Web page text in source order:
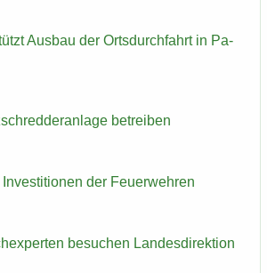
Aus­bau der Orts­durch­fahrt in Pa­
be­trei­ben
In­ves­ti­tio­nen der Feu­er­weh­ren
be­su­chen Lan­des­di­rek­ti­on